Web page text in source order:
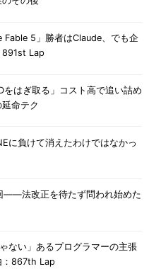
Fable 5」勝者はClaude、でも企
891st Lap
をはぎ取る」コスト高で追い詰め
命テク
に負けて消えたわけではなかっ
――法改正を待たず問われ始めた
ない」あるプログラマーの主張
：867th Lap